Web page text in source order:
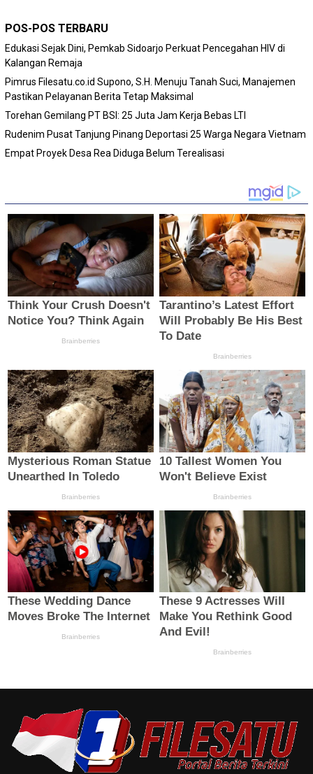
POS-POS TERBARU
Edukasi Sejak Dini, Pemkab Sidoarjo Perkuat Pencegahan HIV di
Kalangan Remaja
Pimrus Filesatu.co.id Supono, S.H. Menuju Tanah Suci, Manajemen
Pastikan Pelayanan Berita Tetap Maksimal
Torehan Gemilang PT BSI: 25 Juta Jam Kerja Bebas LTI
Rudenim Pusat Tanjung Pinang Deportasi 25 Warga Negara Vietnam
Empat Proyek Desa Rea Diduga Belum Terealisasi